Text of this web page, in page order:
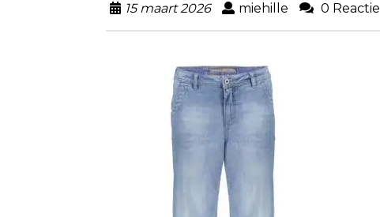
15 maart 2026 miehille 0 Reactie